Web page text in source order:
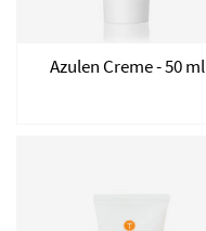
Azulen Creme - 50 ml